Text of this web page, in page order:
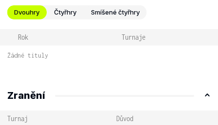
Dvouhry Čtyřhry Smíšené čtyřhry
Rok Turnaje
Žádné tituly
Zranění
Turnaj Důvod